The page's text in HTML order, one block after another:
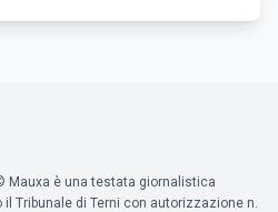
Mauxa è una testata giornalistica
Tribunale di Terni con autorizzazione n.